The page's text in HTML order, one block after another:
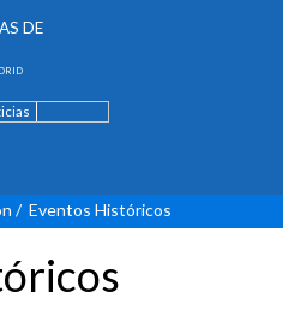
DE
/ Eventos Históricos